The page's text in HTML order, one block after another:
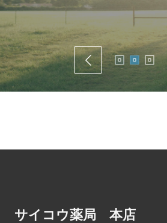
サイコウ薬局 本店